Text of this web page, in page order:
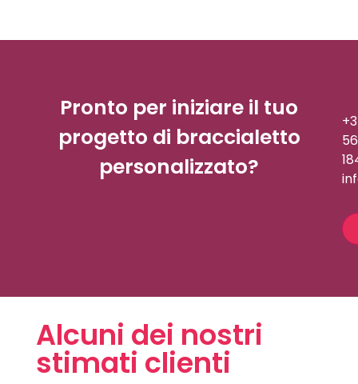
Pronto per iniziare il tuo
progetto di braccialetto
personalizzato?
Alcuni dei nostri
stimati clienti